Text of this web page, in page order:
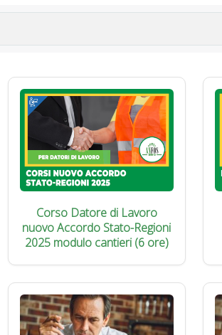
Corso Datore di Lavoro
nuovo Accordo Stato-Regioni
2025 modulo cantieri (6 ore)